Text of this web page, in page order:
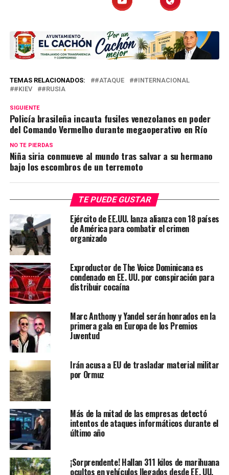
TEMAS RELACIONADOS: #ATAQUE
#INTERNACIONAL
#KIEV
#RUSIA
SIGUIENTE
Policía brasileña incauta fusiles venezolanos en poder
del Comando Vermelho durante megaoperativo en Río
NO TE PIERDAS
Niña siria conmueve al mundo tras salvar a su hermano
bajo los escombros de un terremoto
TE PUEDE GUSTAR
Ejército de EE.UU. lanza alianza con 18 países
de América para combatir el crimen
organizado
Exproductor de The Voice Dominicana es
condenado en EE. UU. por conspiración para
distribuir cocaína
Marc Anthony y Yandel serán honrados en la
primera gala en Europa de los Premios
Juventud
Irán acusa a EU de trasladar material militar
por Ormuz
Más de la mitad de las empresas detectó
intentos de ataques informáticos durante el
último año
¡Sorprendente! Hallan 311 kilos de marihuana
ocultos en vehículos llegados desde EE. UU.